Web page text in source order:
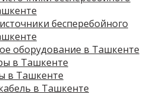
бесперебойного
оборудование в Ташкенте
в Ташкенте
в Ташкенте
в Ташкенте